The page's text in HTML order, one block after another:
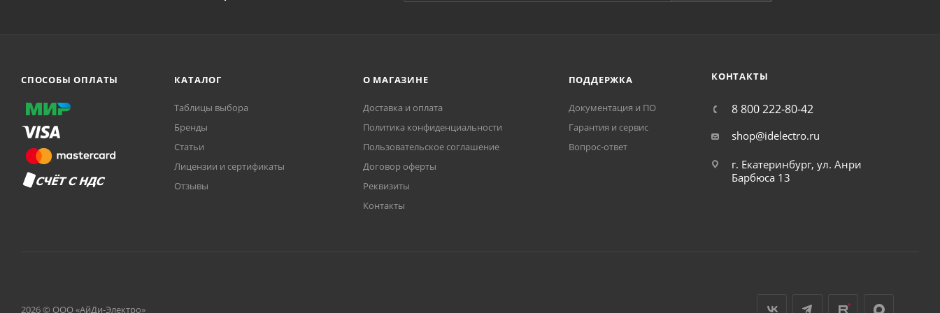
СПОСОБЫ ОПЛАТЫ КАТАЛОГ
Таблицы выбора
Бренды
Статьи
Лицензии и сертификаты
Отзывы
О МАГАЗИНЕ
Доставка и оплата
Политика конфиденциальности
Пользовательское соглашение
Договор оферты
Реквизиты
Контакты
ПОДДЕРЖКА
Документация и ПО
Гарантия и сервис
Вопрос-ответ
КОНТАКТЫ
8 800 222-80-42
shop@idelectro.ru
г. Екатеринбург, ул. Анри
Барбюса 13
2026 © ООО «АйДи-Электро»